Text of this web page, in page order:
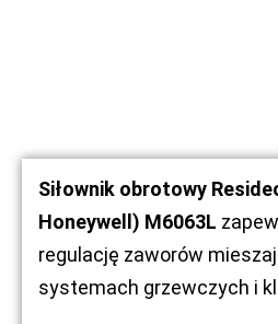
Siłownik obrotowy
Honeywell) M6063L
regulację zaworów
systemach grzewczych i